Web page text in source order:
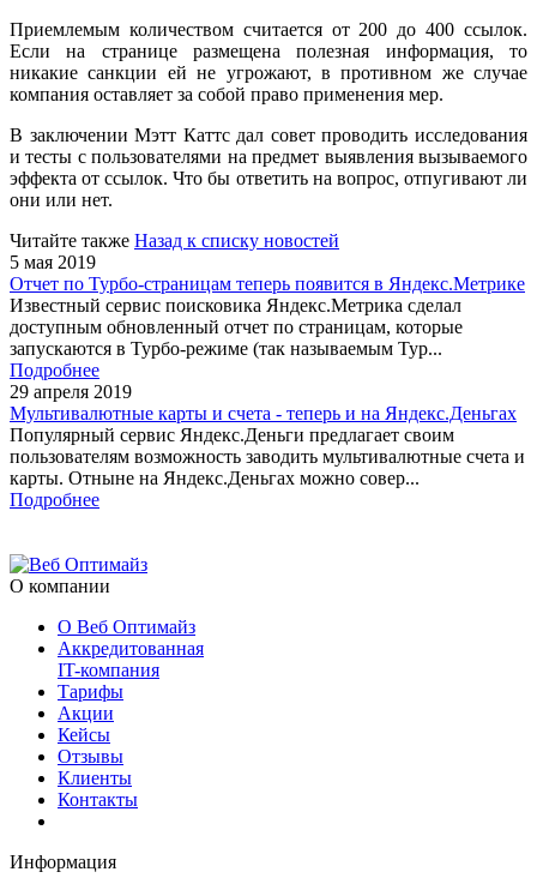
Приемлемым количеством считается от 200 до 400 ссылок.
Если на странице размещена полезная информация, то
никакие санкции ей не угрожают, в противном же случае
компания оставляет за собой право применения мер.
В заключении Мэтт Каттс дал совет проводить исследования
и тесты с пользователями на предмет выявления вызываемого
эффекта от ссылок. Что бы ответить на вопрос, отпугивают ли
они или нет.
Читайте также Назад к списку новостей
5 мая 2019
Отчет по Турбо-страницам теперь появится в Яндекс.Метрике
Известный сервис поисковика Яндекс.Метрика сделал
доступным обновленный отчет по страницам, которые
запускаются в Турбо-режиме (так называемым Тур...
Подробнее
29 апреля 2019
Мультивалютные карты и счета - теперь и на Яндекс.Деньгах
Популярный сервис Яндекс.Деньги предлагает своим
пользователям возможность заводить мультивалютные счета и
карты. Отныне на Яндекс.Деньгах можно совер...
Подробнее
О компании
О Веб Оптимайз
Аккредитованная
IT-компания
Тарифы
Акции
Кейсы
Отзывы
Клиенты
Контакты
Информация